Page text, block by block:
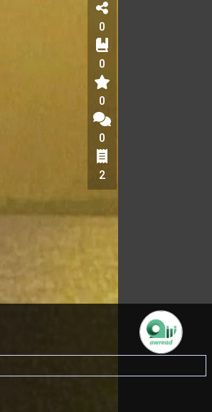
0
0
0
0
2